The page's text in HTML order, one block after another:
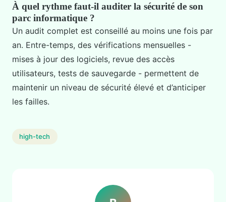
À quel rythme faut-il auditer la sécurité de son
parc informatique ?
Un audit complet est conseillé au moins une fois par
an. Entre-temps, des vérifications mensuelles -
mises à jour des logiciels, revue des accès
utilisateurs, tests de sauvegarde - permettent de
maintenir un niveau de sécurité élevé et d’anticiper
les failles.
high-tech